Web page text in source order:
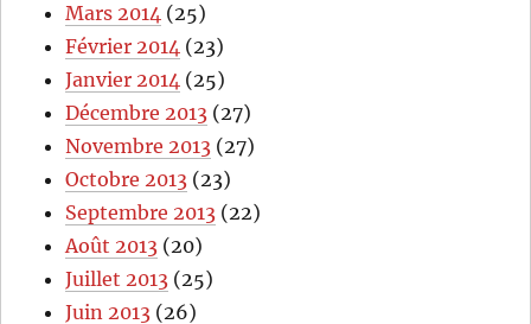
Mars 2014 (25)
Février 2014 (23)
Janvier 2014 (25)
Décembre 2013 (27)
Novembre 2013 (27)
Octobre 2013 (23)
Septembre 2013 (22)
Août 2013 (20)
Juillet 2013 (25)
Juin 2013 (26)